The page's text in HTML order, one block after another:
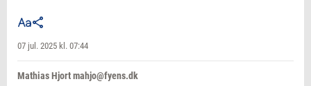
07 jul. 2025 kl. 07:44
Mathias Hjort mahjo@fyens.dk